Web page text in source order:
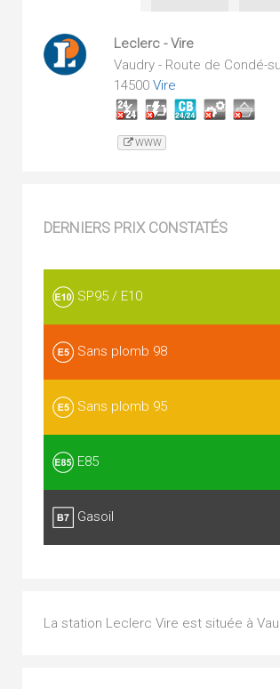
Leclerc - Vire
Vaudry - Route de Condé-
14500 Vire
WWW
DERNIERS PRIX CONSTATÉS
SP95 / E10
Sans plomb 98
Sans plomb 95
E85
Gasoil
La station Leclerc Vire est située à